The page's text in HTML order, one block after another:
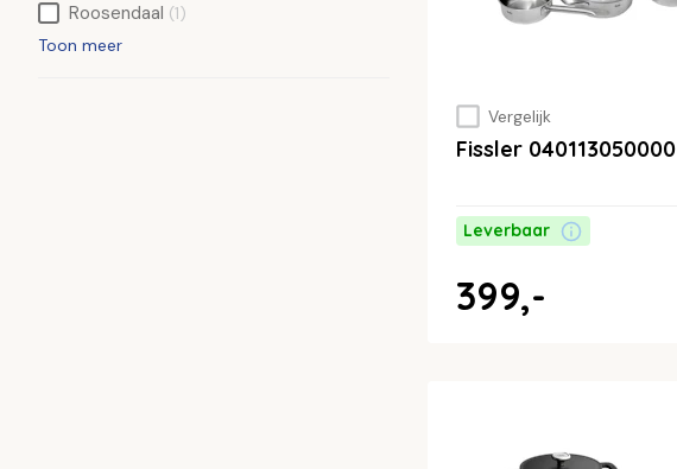
Vergelijk
Fissler 040113050000
Leverbaar
399,-
Roosendaal (1)
Toon meer